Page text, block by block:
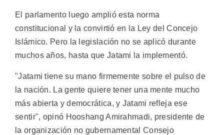
El parlamento luego amplió esta norma
constitucional y la convirtió en la Ley del Concejo
Islámico. Pero la legislación no se aplicó durante
muchos años, hasta que Jatami la implementó.
"Jatami tiene su mano firmemente sobre el pulso de
la nación. La gente quiere tener una mente mucho
más abierta y democrática, y Jatami refleja ese
sentir", opinó Hooshang Amirahmadi, presidente de
la organización no gubernamental Consejo